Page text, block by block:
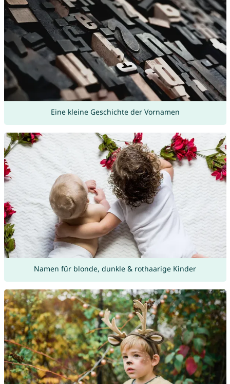
Eine kleine Geschichte der Vornamen
Namen für blonde, dunkle & rothaarige Kinder